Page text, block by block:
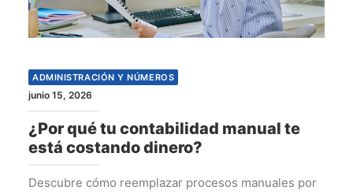
ADMINISTRACIÓN Y NÚMEROS
junio 15, 2026
¿Por qué tu contabilidad manual te
está costando dinero?
Descubre cómo reemplazar procesos manuales por